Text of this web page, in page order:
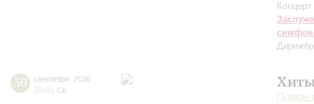
30 сентября 2026
19:00 Ср
Пушкин